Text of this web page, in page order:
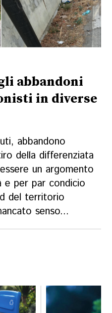
abbandoni
in diverse
abbandono
della differenziata
un argomento
e per par condicio
del territorio
senso...